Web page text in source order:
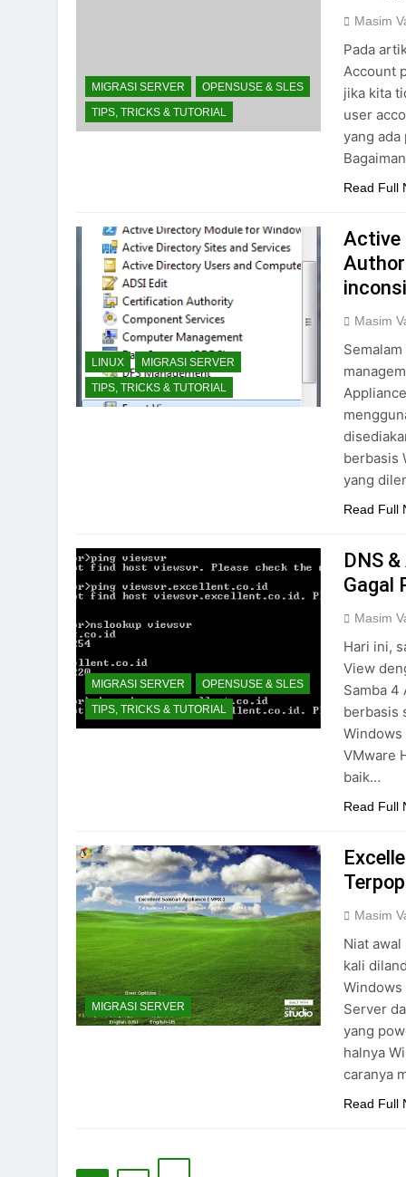
MIGRASI SERVER
OPENSUSE & SLES
TIPS, TRICKS & TUTORIAL
Masim
Pada
Account
jika kita
user
yang ada
Read Full
LINUX
MIGRASI SERVER
TIPS, TRICKS & TUTORIAL
Active
Masim
berbasis
yang
Read Full
MIGRASI SERVER
OPENSUSE & SLES
TIPS, TRICKS & TUTORIAL
DNS
Gagal
Masim
Hari ini,
View
Samba 4
berbasis
VMware
baik…
Read Full
MIGRASI SERVER
Masim
Niat
kali
Server
yang
halnya
caranya
Read Full